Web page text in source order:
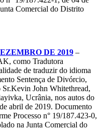
Comercial do Distrito
DE 2019 –
como Tradutora
de traduzir do idioma
Sentença de Divórcio,
Sr.Kevin John Whitethread,
Ucrânia, nos autos do
abril de 2019. Documento
Processo n° 19/187.423-0,
na Junta Comercial do